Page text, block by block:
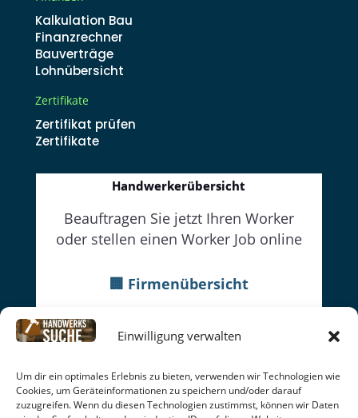
Einwilligung verwalten
Um dir ein optimales Erlebnis zu bieten, verwenden wir Technologien wie
Cookies, um Geräteinformationen zu speichern und/oder darauf
zuzugreifen. Wenn du diesen Technologien zustimmst, können wir Daten
Kalkulation Bau
Finanzrechner
Bauverträge
Lohnübersicht
Zertifikate
Zertifikat prüfen
Zertifikate
Handwerkerübersicht
Beauftragen Sie jetzt Ihren Worker
oder stellen einen Worker Job online
🏢 Firmenübersicht
👷Worker
Datenschutz |Cookie-Richtlinien|Impressum|
AGB|Rückgabe | Seitenübersicht